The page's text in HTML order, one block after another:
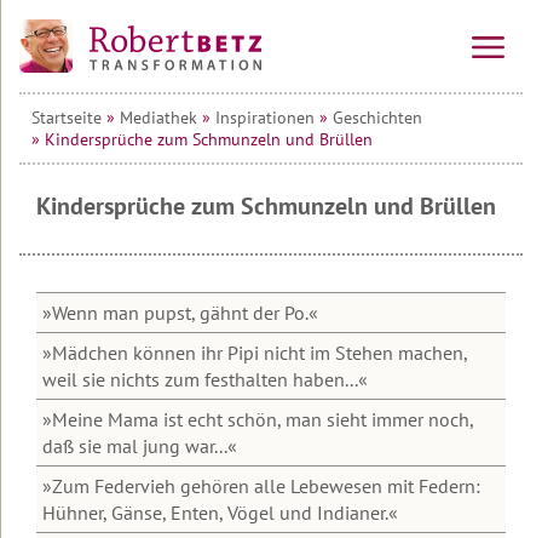
Vorträge
&
Seminare
Alle
Vorträge
Tagesseminare
Mehrtagesseminare
Wirtschafts-
Seminare
Seminar
&
Online-
10-
Wochen-
Online-
Kurs
Teilnehmerstimmen
10-
Wochen-
Online-
Kurs
Kraftinsel
Lesbos
Willkommen
auf
Lesbos
Urlaubsseminare
auf
Lesbos
Transformationsprozess
&
Ausbildung
Überblick
Die
Transformations-
Therapeuten
&
Coaches
Startseite » Mediathek » Inspirationen » Geschichten
» Kindersprüche zum Schmunzeln und Brüllen
Kindersprüche zum Schmunzeln und Brüllen
»Wenn man pupst, gähnt der Po.«
»Mädchen können ihr Pipi nicht im Stehen machen,
weil sie nichts zum festhalten haben...«
»Meine Mama ist echt schön, man sieht immer noch,
daß sie mal jung war...«
»Zum Federvieh gehören alle Lebewesen mit Federn:
Hühner, Gänse, Enten, Vögel und Indianer.«